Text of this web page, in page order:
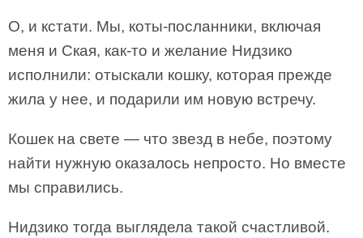
О, и кстати. Мы, коты-посланники, включая
меня и Ская, как-то и желание Нидзико
исполнили: отыскали кошку, которая прежде
жила у нее, и подарили им новую встречу.
Кошек на свете — что звезд в небе, поэтому
найти нужную оказалось непросто. Но вместе
мы справились.
Нидзико тогда выглядела такой счастливой.